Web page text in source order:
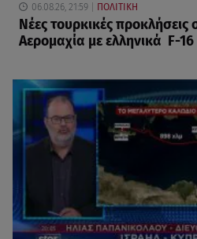
06.08.26, 21:59 ΠΟΛΙΤΙΚΗ
Νέες τουρκικές προκλήσεις
Αερομαχία με ελληνικά F-16